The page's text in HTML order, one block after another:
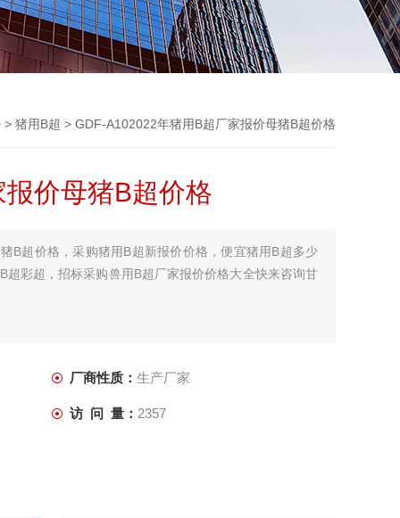
> 猪用B超 > GDF-A102022年猪用B超厂家报价母猪B超价格
价母猪B超价格
B超价格，采购猪用B超新报价价格，便宜猪用B超多少
超彩超，招标采购兽用B超厂家报价价格大全快来咨询甘
厂商性质： 生产厂家
访 问 量： 2357